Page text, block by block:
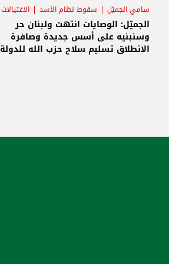
سامي الجميّل سقوط نظام الأسد الاغتيالات
الجميّل: الوصايات انتهت ولبنان حر
وسنبنيه على أسس جديدة وصافرة
الانطلاق تسليم سلاح حزب الله للدولة